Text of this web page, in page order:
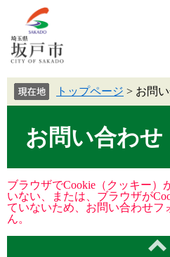
トップページ > お問
お問い合わせ
ブラウザでCookie（クッキー）
いない、または、ブラウザが
ていないため、お問い合わせフ
ん。